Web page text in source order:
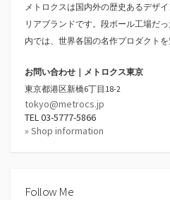
メトロクスは国内外の歴史あるデザ
リアブランドです。段ボール工場だ
内では、世界各国の名作プロダクトを
お問い合わせ｜メトロクス東京
東京都港区新橋6丁目18-2
tokyo@metrocs.jp
TEL 03-5777-5866
» Shop information
Follow Me